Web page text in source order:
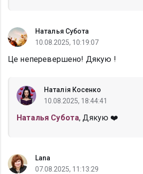
Наталья Субота
10.08.2025, 10:19:07
Це неперевершено! Дякую !
Наталія Косенко
10.08.2025, 18:44:41
Наталья Субота, Дякую ❤️
Lana
07.08.2025, 11:13:29